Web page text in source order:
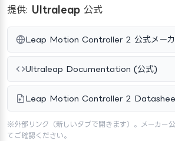
提供: Ultraleap 公式
Leap Motion Controller 2 公式メーカ
Ultraleap Documentation (公式)
Leap Motion Controller 2
※外部リンク（新しいタブで開きます）。メーカー
てご確認ください。